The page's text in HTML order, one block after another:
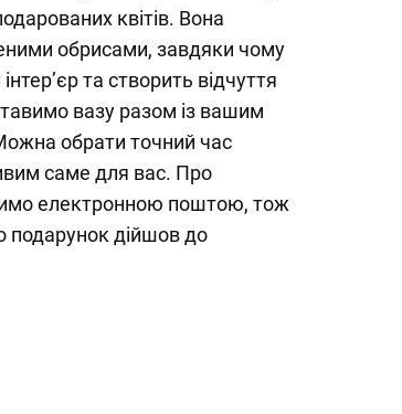
квітів. Вона
обрисами, завдяки чому
та створить відчуття
вазу разом із вашим
обрати точний час
саме для вас. Про
електронною поштою, тож
подарунок дійшов до